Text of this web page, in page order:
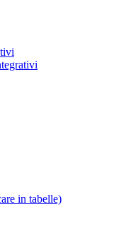
in tabelle)